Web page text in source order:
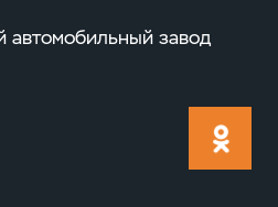
автомобильный завод